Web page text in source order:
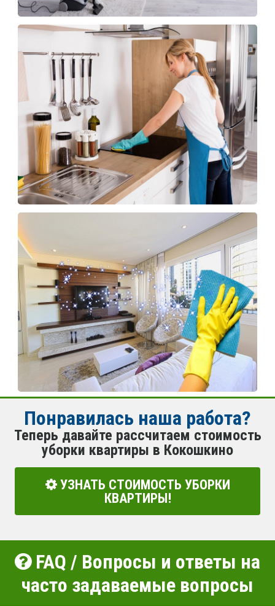
Понравилась наша работа?
Теперь давайте рассчитаем стоимость
уборки квартиры в Кокошкино
УЗНАТЬ СТОИМОСТЬ УБОРКИ
КВАРТИРЫ!
FAQ / Вопросы и ответы на
часто задаваемые вопросы